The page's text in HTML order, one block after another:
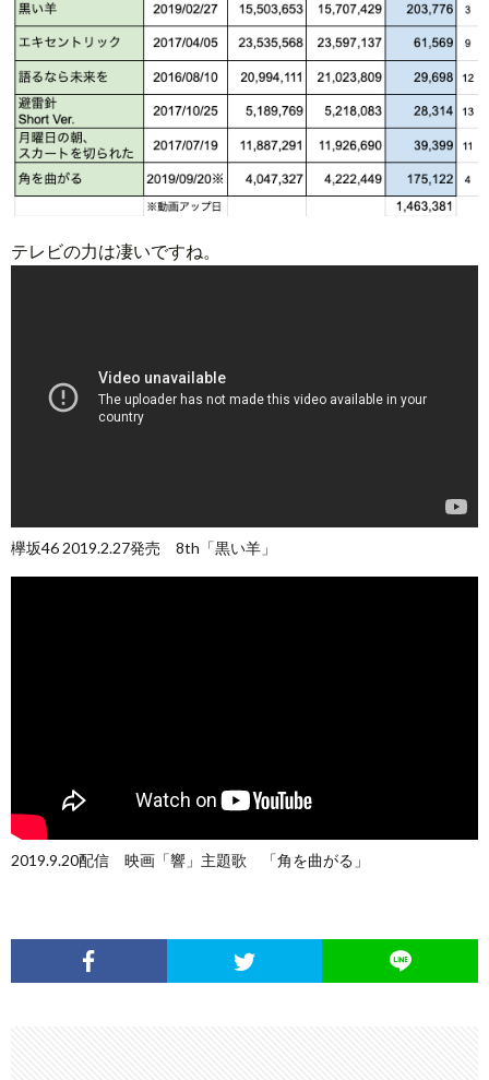
テレビの力は凄いですね。
欅坂46 2019.2.27発売 8th「黒い羊」
2019.9.20配信 映画「響」主題歌 「角を曲がる」